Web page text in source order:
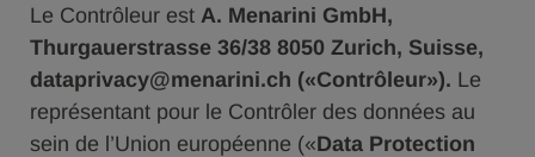
Le Contrôleur est A. Menarini GmbH,
Thurgauerstrasse 36/38 8050 Zurich, Suisse,
dataprivacy@menarini.ch («Contrôleur»). Le
représentant pour le Contrôler des données au
sein de l’Union européenne («Data Protection